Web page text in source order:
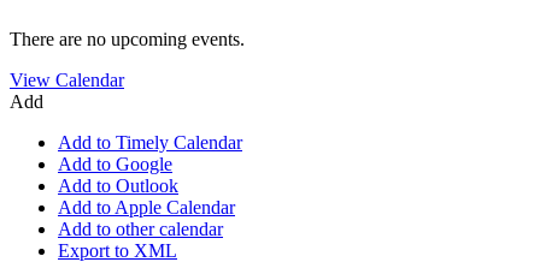
There are no upcoming events.
View Calendar
Add
Add to Timely Calendar
Add to Google
Add to Outlook
Add to Apple Calendar
Add to other calendar
Export to XML